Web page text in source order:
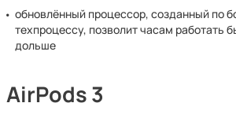
обновлённый процессор, созданный по
техпроцессу, позволит часам работать
дольше
AirPods 3